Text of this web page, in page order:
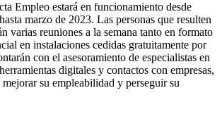
Empleo estará en funcionamiento desde
marzo de 2023. Las personas que resulten
varias reuniones a la semana tanto en formato
en instalaciones cedidas gratuitamente por
con el asesoramiento de especialistas en
digitales y contactos con empresas,
su empleabilidad y perseguir su